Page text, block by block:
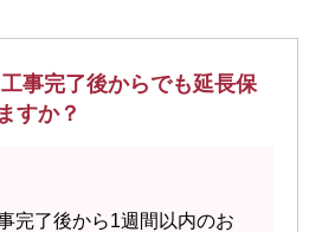
事完了後からでも延長保
すか？
完了後から1週間以内のお